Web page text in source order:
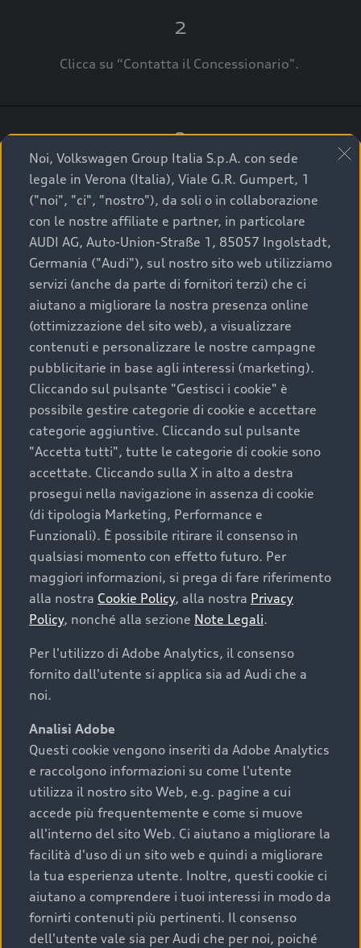
2
Clicca su “Contatta il Concessionario".
3
A breve verrai ricontattato dal Customer Care
Audi Center o direttamente dal Concessionario
che ti supporterà per finalizzare la tua richiesta.
La qualità di acquistare
un’auto usata Audi
Scegliere un’auto usata è una decisione che coniuga
convenienza, affidabilità e sostenibilità. Per fare un
acquisto sicuro, è essenziale considerare aspetti
determinanti come la garanzia inclusa e l’affidabilità del
marchio. Audi offre l’auto usata perfetta tramite Audi
Prima Scelta :plus
Cosa sapere prima di
acquistare la tua prossima
auto
I requisiti fondamentali da considerare prima di
acquistare un’auto usata, oltre al prezzo e all'aspetto,
chilometraggio: un valore contenuto corrisponde a
uno stato migliore del veicolo e a una maggiore
durata nel tempo;
cronologia dei tagliandi: una documentazione
completa della vettura certifica una manutenzione
costante e accurata;
condizioni della carrozzeria e degli interni: una
buona conservazione evidenzia cura e attenzione del
precedente proprietario;
Noi, Volkswagen Group Italia S.p.A. con sede
legale in Verona (Italia), Viale G.R. Gumpert, 1
("noi", "ci", "nostro"), da soli o in collaborazione
con le nostre affiliate e partner, in particolare
AUDI AG, Auto-Union-Straße 1, 85057 Ingolstadt,
Germania ("Audi"), sul nostro sito web utilizziamo
servizi (anche da parte di fornitori terzi) che ci
aiutano a migliorare la nostra presenza online
(ottimizzazione del sito web), a visualizzare
contenuti e personalizzare le nostre campagne
pubblicitarie in base agli interessi (marketing).
Cliccando sul pulsante "Gestisci i cookie" è
possibile gestire categorie di cookie e accettare
categorie aggiuntive. Cliccando sul pulsante
"Accetta tutti", tutte le categorie di cookie sono
accettate. Cliccando sulla X in alto a destra
prosegui nella navigazione in assenza di cookie
(di tipologia Marketing, Performance e
Funzionali). È possibile ritirare il consenso in
qualsiasi momento con effetto futuro. Per
maggiori informazioni, si prega di fare riferimento
alla nostra Cookie Policy, alla nostra Privacy
Policy, nonché alla sezione Note Legali.
Per l'utilizzo di Adobe Analytics, il consenso
fornito dall'utente si applica sia ad Audi che a
noi.
Analisi Adobe
Questi cookie vengono inseriti da Adobe Analytics
e raccolgono informazioni su come l'utente
utilizza il nostro sito Web, e.g. pagine a cui
accede più frequentemente e come si muove
all'interno del sito Web. Ci aiutano a migliorare la
facilità d'uso di un sito web e quindi a migliorare
la tua esperienza utente. Inoltre, questi cookie ci
aiutano a comprendere i tuoi interessi in modo da
fornirti contenuti più pertinenti. Il consenso
dell'utente vale sia per Audi che per noi, poiché